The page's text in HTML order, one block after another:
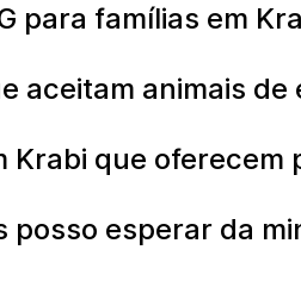
para famílias em
aceitam animais de
Krabi que
posso esperar da